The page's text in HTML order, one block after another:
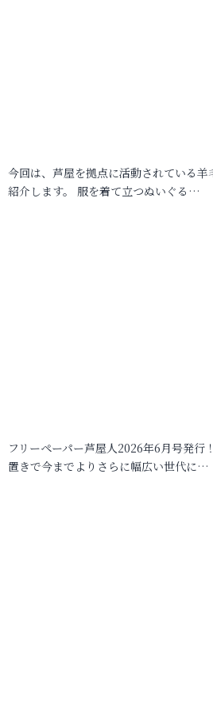
今回は、芦屋を拠点に活動されている
紹介します。 服を着て立つぬいぐる…
フリーペーパー芦屋人2026年6月号発行
置きで今までよりさらに幅広い世代に…